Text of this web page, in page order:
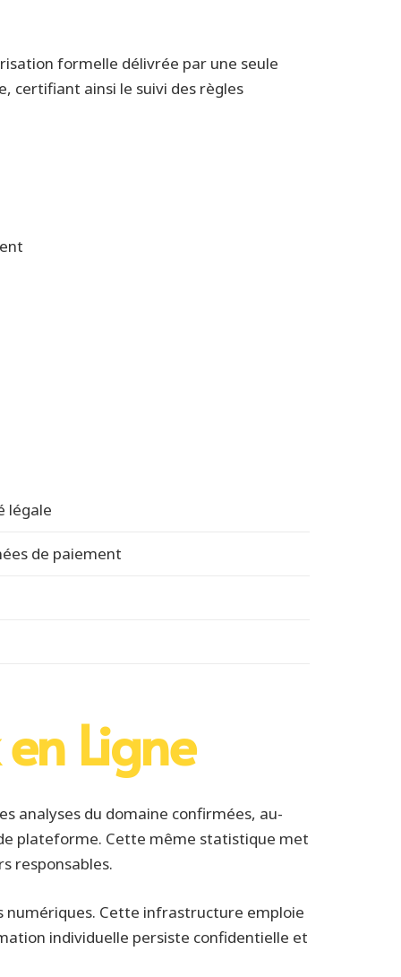
formelle délivrée par une seule
certifiant ainsi le suivi des règles
légale
de paiement
Ligne
analyses du domaine confirmées, au-
plateforme. Cette même statistique met
responsables.
numériques. Cette infrastructure emploie
individuelle persiste confidentielle et